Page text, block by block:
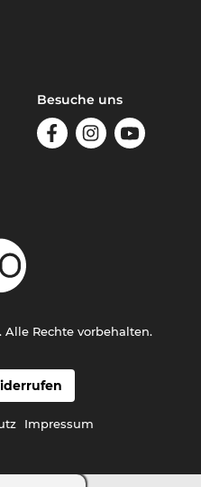
Besuche uns
Impressum
Alle Rechte vorbehalten.